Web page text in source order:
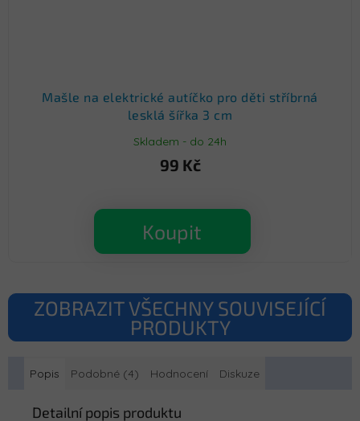
Mašle na elektrické autíčko pro děti stříbrná
lesklá šířka 3 cm
Skladem - do 24h
99 Kč
Koupit
ZOBRAZIT VŠECHNY SOUVISEJÍCÍ
PRODUKTY
Popis Podobné (4) Hodnocení Diskuze
Detailní popis produktu